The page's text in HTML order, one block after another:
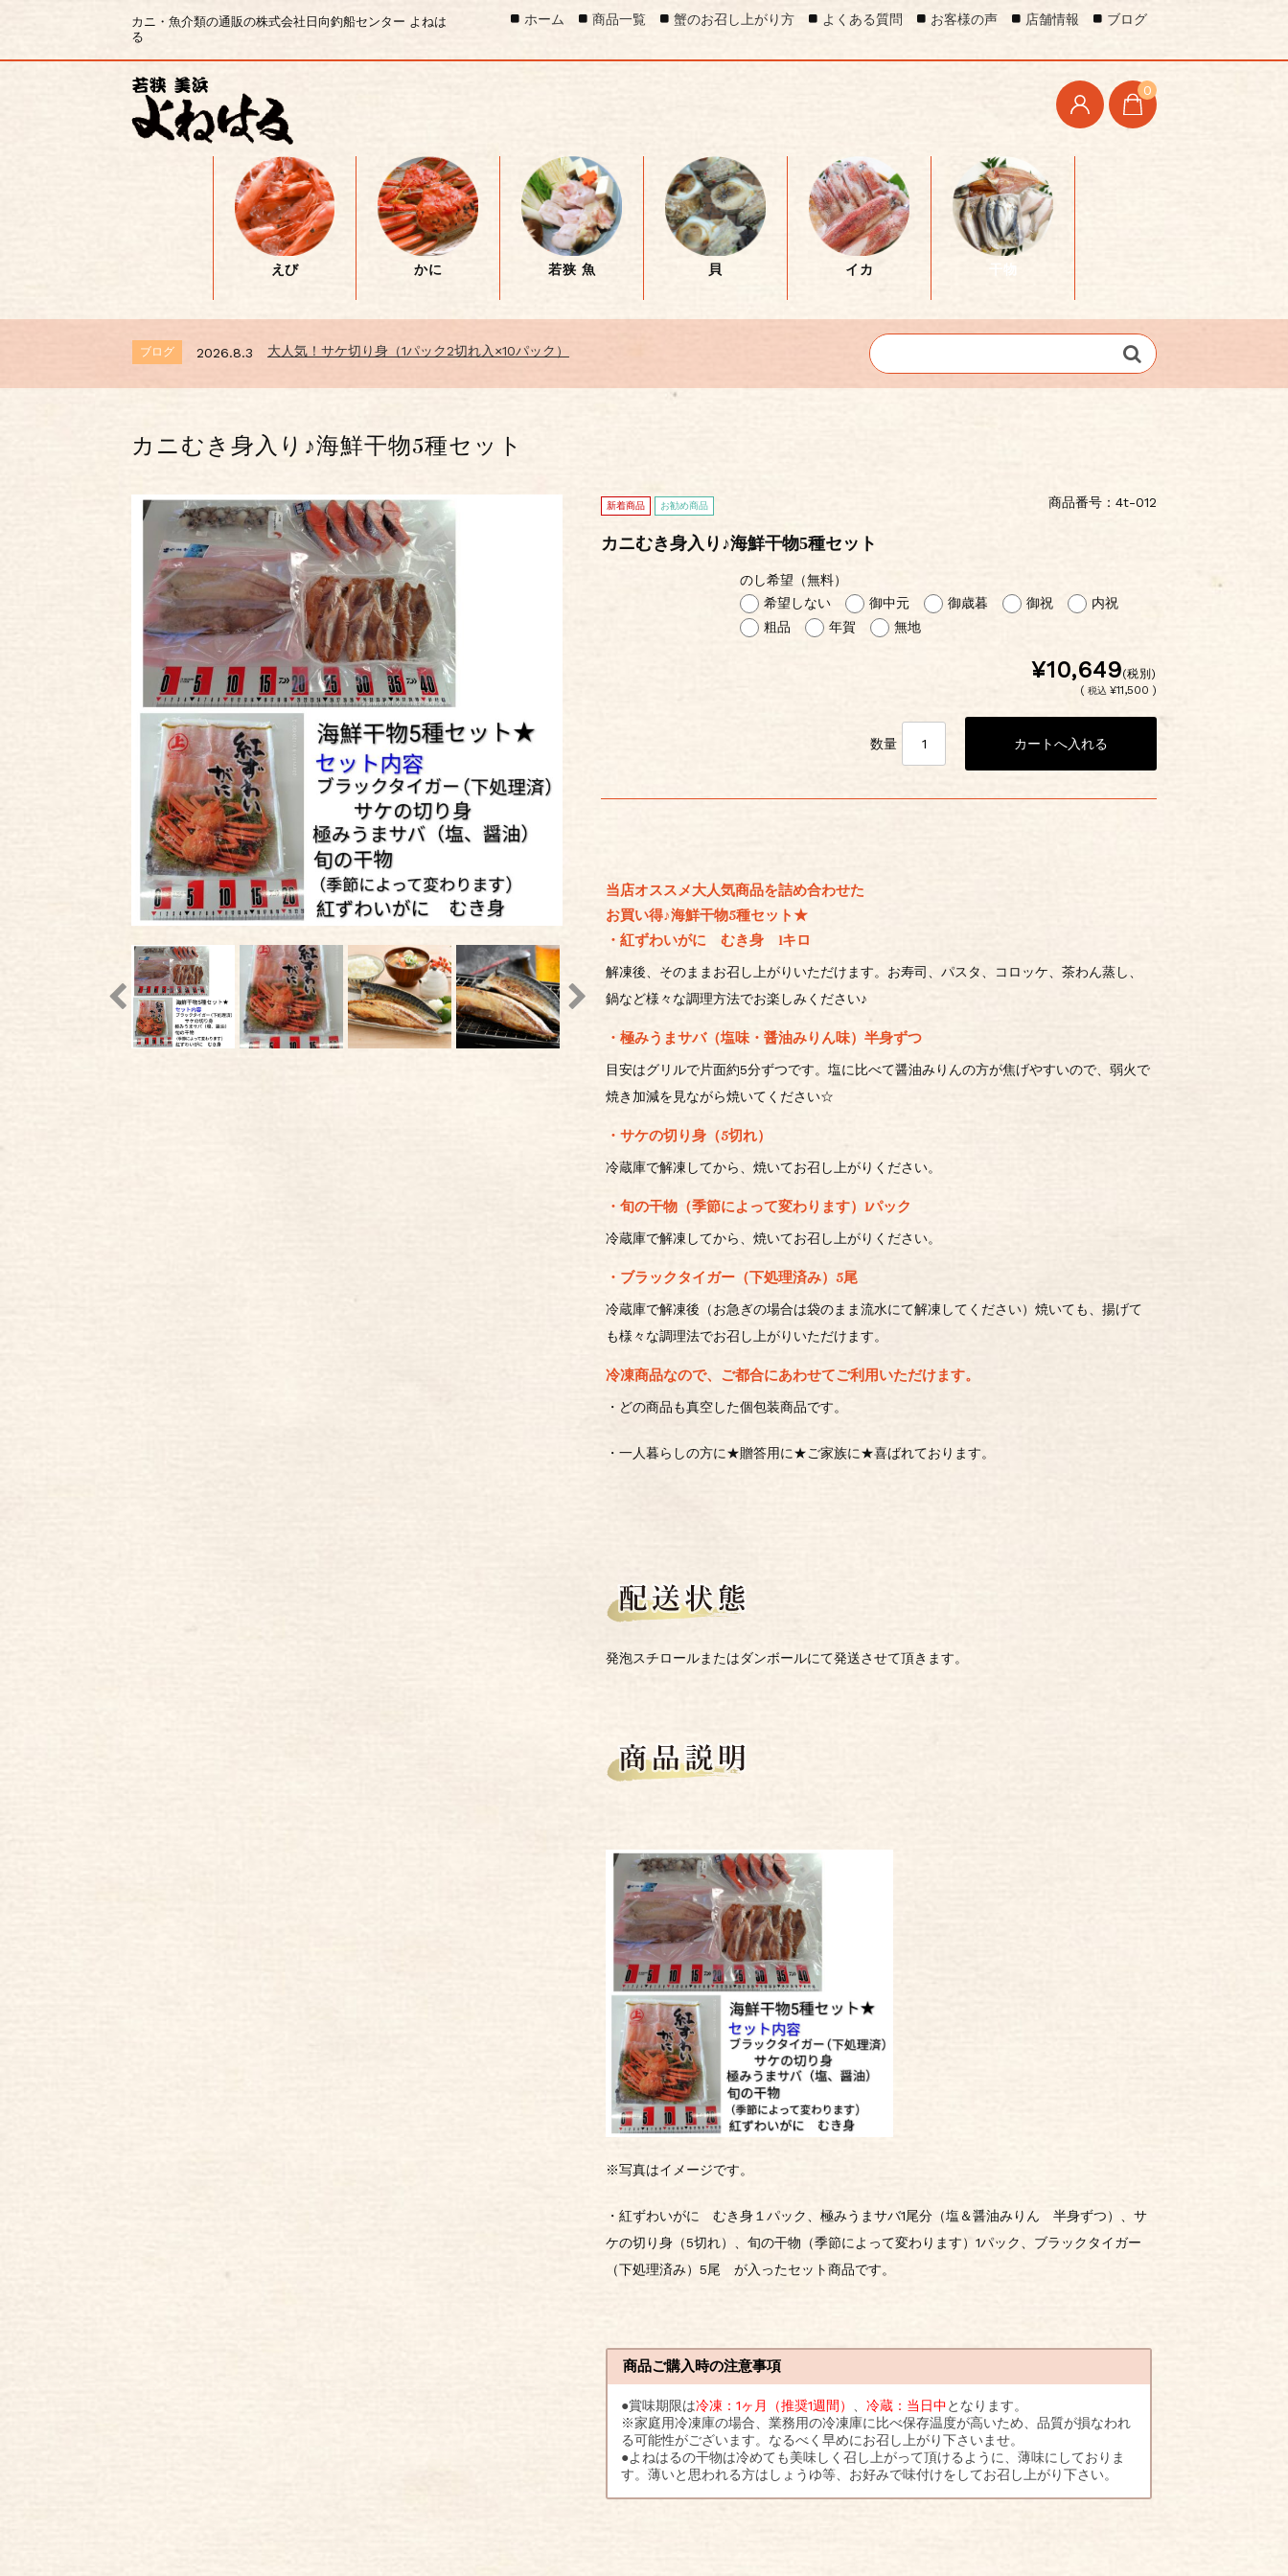
カニ・魚介類の通販の株式会社日向釣船センター よねは
る
0
えび かに 若狭 魚 貝 イカ 干物
ホーム 商品一覧 蟹のお召し上がり方 よくある質問 お客様の声 店舗情報 ブログ
ブログ 2026.8.3 大人気！サケ切り身（1パック2切れ入×10パック）
カニむき身入り♪海鮮干物5種セット
新着商品 お勧め商品 商品番号：4t-012
カニむき身入り♪海鮮干物5種セット
のし希望（無料）
希望しない
御中元 御歳暮 御祝
内祝
粗品
年賀 無地
¥10,649(税別)
( 税込 ¥11,500 )
数量
当店オススメ大人気商品を詰め合わせた
お買い得♪海鮮干物5種セット★
・紅ずわいがに むき身 1キロ
解凍後、そのままお召し上がりいただけます。お寿司、パスタ、コロッケ、茶わん蒸し、
鍋など様々な調理方法でお楽しみください♪
・極みうまサバ（塩味・醤油みりん味）半身ずつ
目安はグリルで片面約5分ずつです。塩に比べて醤油みりんの方が焦げやすいので、弱火で
焼き加減を見ながら焼いてください☆
・サケの切り身（5切れ）
冷蔵庫で解凍してから、焼いてお召し上がりください。
・旬の干物（季節によって変わります）1パック
冷蔵庫で解凍してから、焼いてお召し上がりください。
・ブラックタイガー（下処理済み）5尾
冷蔵庫で解凍後（お急ぎの場合は袋のまま流水にて解凍してください）焼いても、揚げて
も様々な調理法でお召し上がりいただけます。
冷凍商品なので、ご都合にあわせてご利用いただけます。
・どの商品も真空した個包装商品です。
・一人暮らしの方に★贈答用に★ご家族に★喜ばれております。
発泡スチロールまたはダンボールにて発送させて頂きます。
※写真はイメージです。
・紅ずわいがに むき身１パック、極みうまサバ1尾分（塩＆醤油みりん 半身ずつ）、サ
ケの切り身（5切れ）、旬の干物（季節によって変わります）1パック、ブラックタイガー
（下処理済み）5尾 が入ったセット商品です。
商品ご購入時の注意事項
●賞味期限は冷凍：1ヶ月（推奨1週間） 、冷蔵：当日中となります。
※家庭用冷凍庫の場合、業務用の冷凍庫に比べ保存温度が高いため、品質が損なわれ
る可能性がございます。なるべく早めにお召し上がり下さいませ。
●よねはるの干物は冷めても美味しく召し上がって頂けるように、薄味にしておりま
す。薄いと思われる方はしょうゆ等、お好みで味付けをしてお召し上がり下さい。